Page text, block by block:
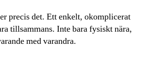
precis det. Ett enkelt, okomplicerat
tillsammans. Inte bara fysiskt nära,
med varandra.